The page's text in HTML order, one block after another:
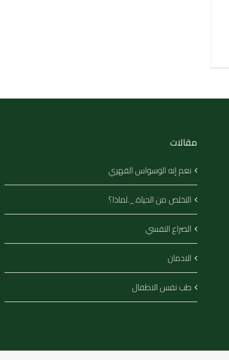
مقالات
نعم إنه الوسواس القهري
التخلص من الحياة._.لماذا؟
الصراع النفسي
الادمان
طب نفس الاطفال